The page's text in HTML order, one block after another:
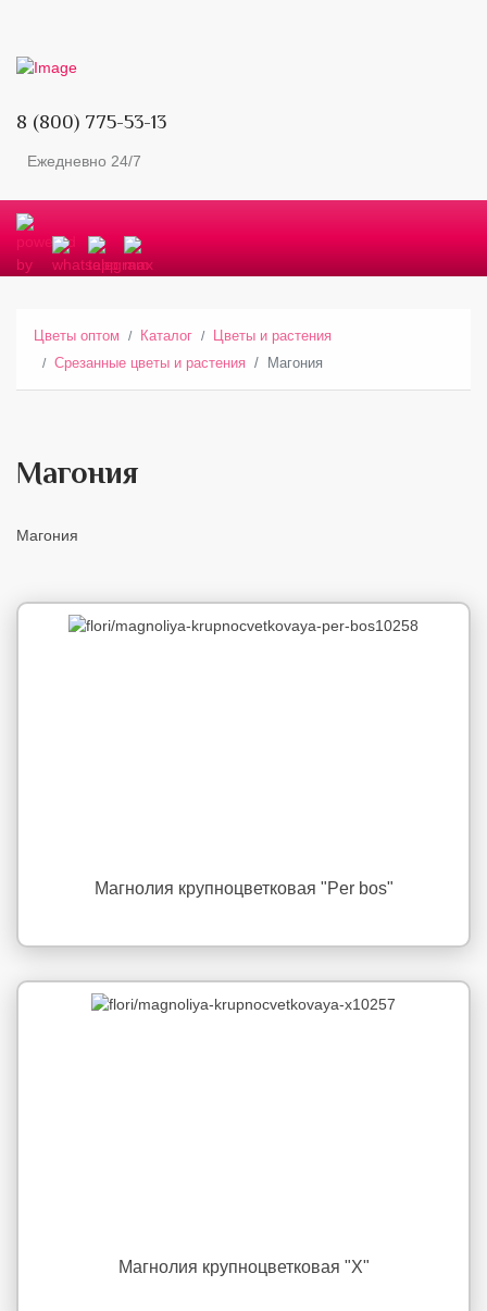
8 (800) 775-53-13
Ежедневно 24/7
Цветы оптом Каталог
Цветы и растения
Срезанные цветы и растения
Магония
Магония
Магония
Магнолия крупноцветковая "Per bos"
Магнолия крупноцветковая "X"